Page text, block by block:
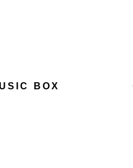
BOX